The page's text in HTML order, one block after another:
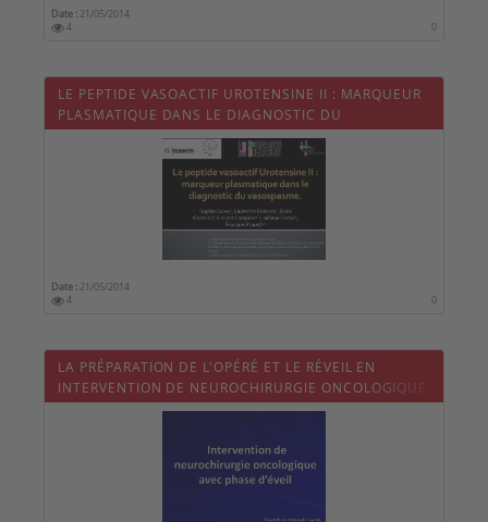
Date : 21/05/2014
4
0
LE PEPTIDE VASOACTIF UROTENSINE II : MARQUEUR
PLASMATIQUE DANS LE DIAGNOSTIC DU
VASOSPASME
Date : 21/05/2014
4
0
LA PRÉPARATION DE L'OPÉRÉ ET LE RÉVEIL EN
INTERVENTION DE NEUROCHIRURGIE ONCOLOGIQUE